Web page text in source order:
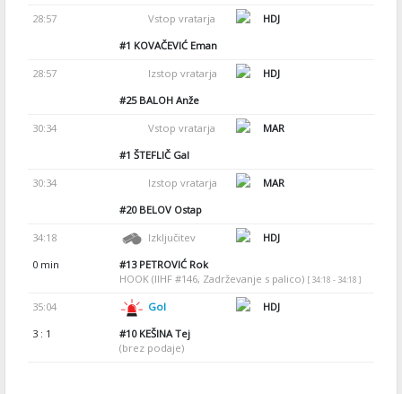
28:57 Vstop vratarja
HDJ
#1 KOVAČEVIĆ Eman
28:57 Izstop vratarja
HDJ
#25BALOH Anže
30:34 Vstop vratarja
MAR
#1 ŠTEFLIČ Gal
30:34 Izstop vratarja
MAR
#20BELOV Ostap
34:18 Izključitev
HDJ
0 min
#13PETROVIĆ Rok
HOOK (IIHF #146, Zadrževanje s palico) [ 34:18 - 34:18 ]
35:04 Gol
HDJ
3 : 1
#10KEŠINA Tej
(brez podaje)